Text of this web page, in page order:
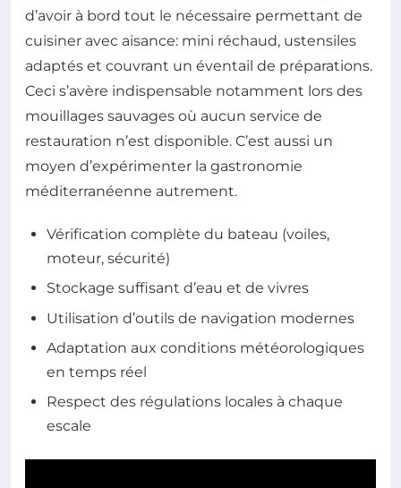
d’avoir à bord tout le nécessaire permettant de
cuisiner avec aisance: mini réchaud, ustensiles
adaptés et couvrant un éventail de préparations.
Ceci s’avère indispensable notamment lors des
mouillages sauvages où aucun service de
restauration n’est disponible. C’est aussi un
moyen d’expérimenter la gastronomie
méditerranéenne autrement.
Vérification complète du bateau (voiles,
moteur, sécurité)
Stockage suffisant d’eau et de vivres
Utilisation d’outils de navigation modernes
Adaptation aux conditions météorologiques
en temps réel
Respect des régulations locales à chaque
escale